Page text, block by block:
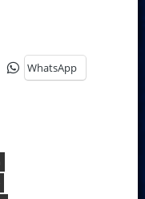
WhatsApp